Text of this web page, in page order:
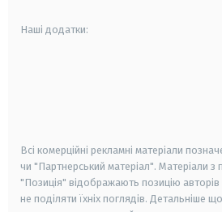
Наші додатки:
Всі комерційні рекламні матеріали
чи "Партнерський матеріал". Матеріали з
"Позиція" відображають позицію
не поділяти їхніх поглядів. Детальніше